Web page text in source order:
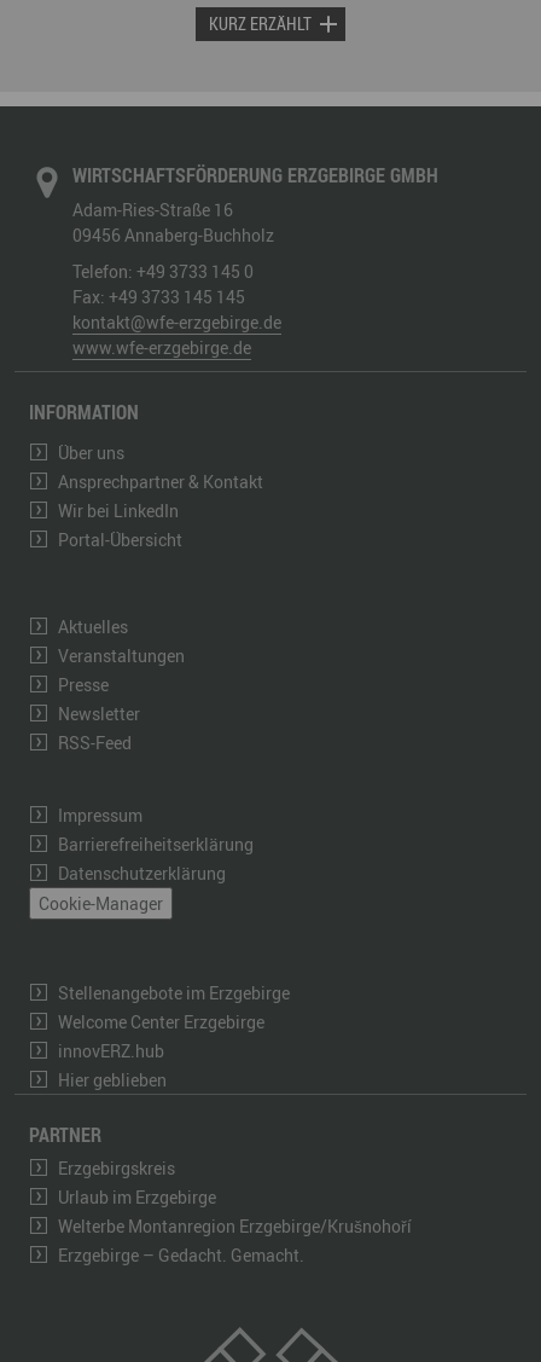
KURZ ERZÄHLT
WIRTSCHAFTSFÖRDERUNG ERZGEBIRGE GMBH
Adam-Ries-Straße 16
09456 Annaberg-Buchholz
Telefon: +49 3733 145 0
Fax: +49 3733 145 145
kontakt@wfe-erzgebirge.de
www.wfe-erzgebirge.de
INFORMATION
Über uns
Ansprechpartner & Kontakt
Wir bei LinkedIn
Portal-Übersicht
Aktuelles
Veranstaltungen
Presse
Newsletter
RSS-Feed
Impressum
Barrierefreiheitserklärung
Datenschutzerklärung
Cookie-Manager
Stellenangebote im Erzgebirge
Welcome Center Erzgebirge
innovERZ.hub
Hier geblieben
PARTNER
Erzgebirgskreis
Urlaub im Erzgebirge
Welterbe Montanregion Erzgebirge/Krušnohoří
Erzgebirge – Gedacht. Gemacht.